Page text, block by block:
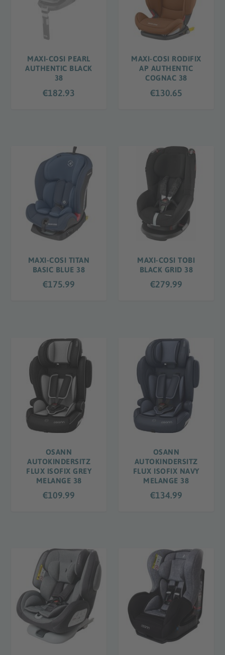
MAXI-COSI PEARL
AUTHENTIC BLACK
38
€182.93
MAXI-COSI RODIFIX
AP AUTHENTIC
COGNAC 38
€130.65
MAXI-COSI TITAN
BASIC BLUE 38
€175.99
MAXI-COSI TOBI
BLACK GRID 38
€279.99
OSANN
AUTOKINDERSITZ
FLUX ISOFIX GREY
MELANGE 38
€109.99
OSANN
AUTOKINDERSITZ
FLUX ISOFIX NAVY
MELANGE 38
€134.99